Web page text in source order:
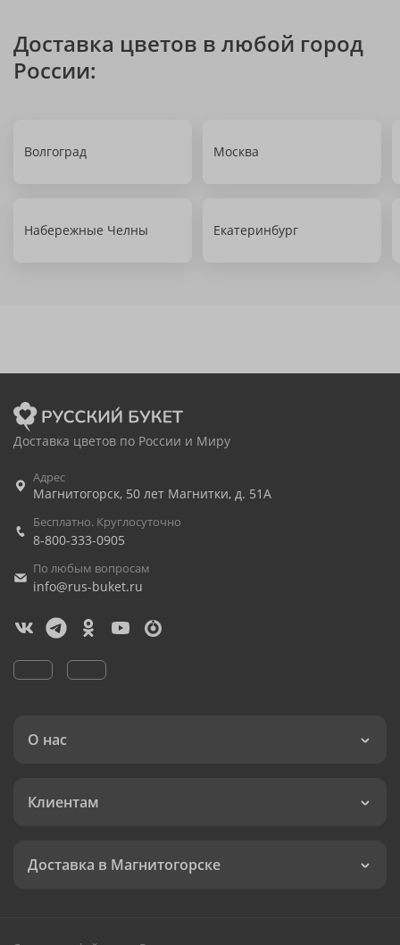
Доставка цветов в любой город
России:
Волгоград Москва
Набережные Челны Екатеринбург
Доставка цветов по России и Миру
Адрес
Магнитогорск, 50 лет Магнитки, д. 51А
Бесплатно. Круглосуточно
8-800-333-0905
По любым вопросам
info@rus-buket.ru
О нас
Клиентам
Доставка в Магнитогорске